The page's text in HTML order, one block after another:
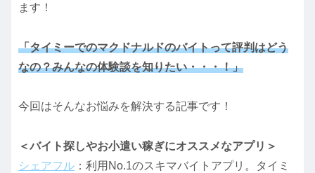
ます！
「タイミーでのマクドナルドのバイトって評判はどう
なの？みんなの体験談を知りたい・・・！」
今回はそんなお悩みを解決する記事です！
＜バイト探しやお小遣い稼ぎにオススメなアプリ＞
シェアフル ：利用No.1のスキマバイトアプリ。タイミ